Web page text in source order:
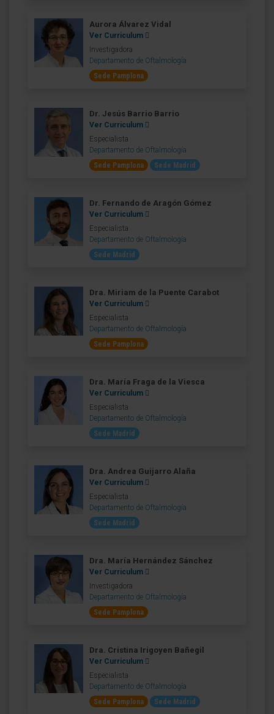
Aurora Álvarez Vidal
Ver Curriculum
Investigadora
Departamento de Oftalmología
Sede Pamplona
Dr. Jesús Barrio Barrio
Ver Curriculum
Especialista
Departamento de Oftalmología
Sede Pamplona
Sede Madrid
Dr. Fernando de Aragón Gómez
Ver Curriculum
Especialista
Departamento de Oftalmología
Sede Madrid
Dra. Miriam de la Puente Carabot
Ver Curriculum
Especialista
Departamento de Oftalmología
Sede Pamplona
Dra. María Fraga de la Viesca
Ver Curriculum
Especialista
Departamento de Oftalmología
Sede Madrid
Dra. Andrea Guijarro Alaña
Ver Curriculum
Especialista
Departamento de Oftalmología
Sede Madrid
Dra. María Hernández Sánchez
Ver Curriculum
Investigadora
Departamento de Oftalmología
Sede Pamplona
Dra. Cristina Irigoyen Bañegil
Ver Curriculum
Especialista
Departamento de Oftalmología
Sede Pamplona
Sede Madrid